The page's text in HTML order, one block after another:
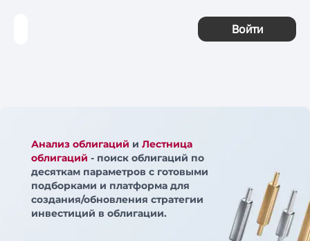
Войти
Анализ облигаций и Лестница
облигаций - поиск облигаций по
десяткам параметров с готовыми
подборками и платформа для
создания/обновления стратегии
инвестиций в облигации.